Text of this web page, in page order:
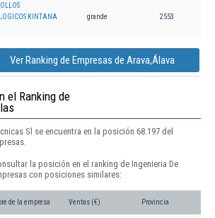
KINTANA
grande 2553
Ver Ranking de Empresas de Arava,Álava
el Ranking de
Sl se encuentra en la posición 68.197 del
la posición en el ranking de Ingenieria De
con posiciones similares:
de la empresa Ventas (€) Provincia